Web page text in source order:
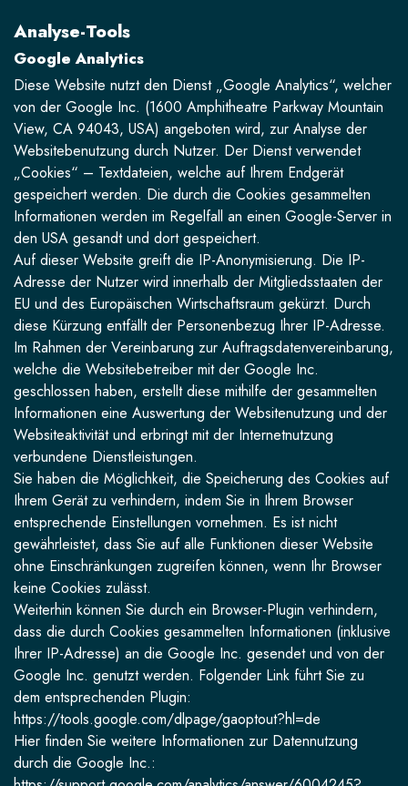
Analyse-Tools
Google Analytics
Diese Website nutzt den Dienst „Google Analytics“, welcher
von der Google Inc. (1600 Amphitheatre Parkway Mountain
View, CA 94043, USA) angeboten wird, zur Analyse der
Websitebenutzung durch Nutzer. Der Dienst verwendet
„Cookies“ – Textdateien, welche auf Ihrem Endgerät
gespeichert werden. Die durch die Cookies gesammelten
Informationen werden im Regelfall an einen Google-Server in
den USA gesandt und dort gespeichert.
Auf dieser Website greift die IP-Anonymisierung. Die IP-
Adresse der Nutzer wird innerhalb der Mitgliedsstaaten der
EU und des Europäischen Wirtschaftsraum gekürzt. Durch
diese Kürzung entfällt der Personenbezug Ihrer IP-Adresse.
Im Rahmen der Vereinbarung zur Auftragsdatenvereinbarung,
welche die Websitebetreiber mit der Google Inc.
geschlossen haben, erstellt diese mithilfe der gesammelten
Informationen eine Auswertung der Websitenutzung und der
Websiteaktivität und erbringt mit der Internetnutzung
verbundene Dienstleistungen.
Sie haben die Möglichkeit, die Speicherung des Cookies auf
Ihrem Gerät zu verhindern, indem Sie in Ihrem Browser
entsprechende Einstellungen vornehmen. Es ist nicht
gewährleistet, dass Sie auf alle Funktionen dieser Website
ohne Einschränkungen zugreifen können, wenn Ihr Browser
keine Cookies zulässt.
Weiterhin können Sie durch ein Browser-Plugin verhindern,
dass die durch Cookies gesammelten Informationen (inklusive
Ihrer IP-Adresse) an die Google Inc. gesendet und von der
Google Inc. genutzt werden. Folgender Link führt Sie zu
dem entsprechenden Plugin:
https://tools.google.com/dlpage/gaoptout?hl=de
Hier finden Sie weitere Informationen zur Datennutzung
durch die Google Inc.: